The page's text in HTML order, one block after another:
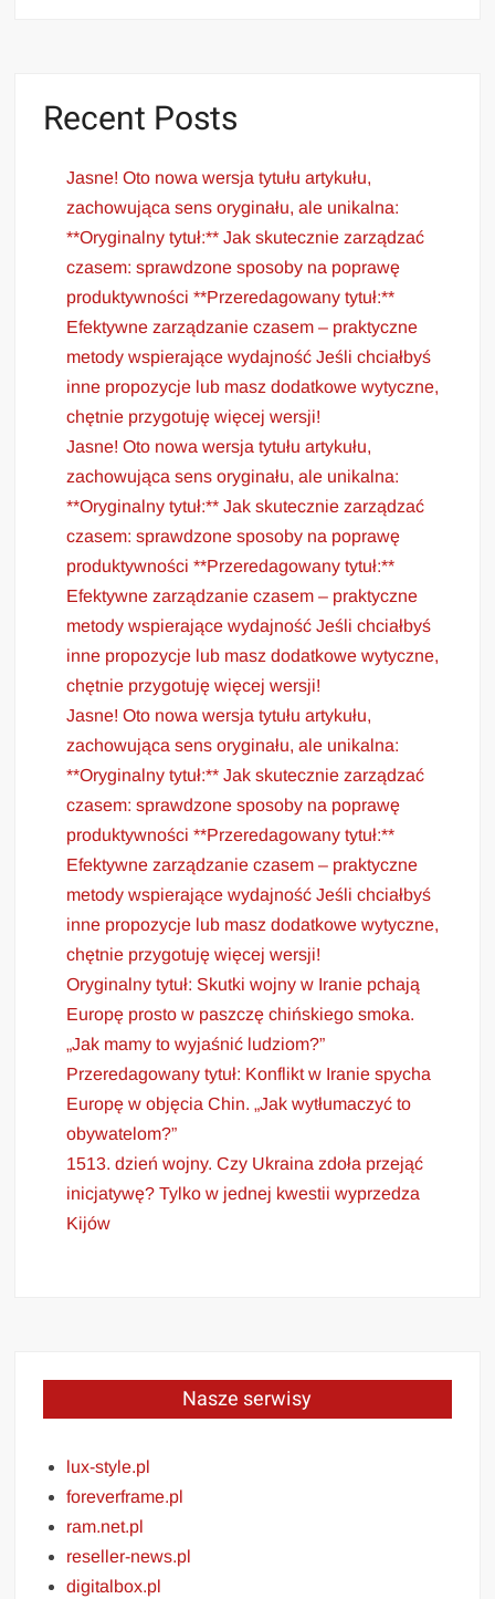
Recent Posts
Jasne! Oto nowa wersja tytułu artykułu,
zachowująca sens oryginału, ale unikalna:
**Oryginalny tytuł:** Jak skutecznie zarządzać
czasem: sprawdzone sposoby na poprawę
produktywności **Przeredagowany tytuł:**
Efektywne zarządzanie czasem – praktyczne
metody wspierające wydajność Jeśli chciałbyś
inne propozycje lub masz dodatkowe wytyczne,
chętnie przygotuję więcej wersji!
Jasne! Oto nowa wersja tytułu artykułu,
zachowująca sens oryginału, ale unikalna:
**Oryginalny tytuł:** Jak skutecznie zarządzać
czasem: sprawdzone sposoby na poprawę
produktywności **Przeredagowany tytuł:**
Efektywne zarządzanie czasem – praktyczne
metody wspierające wydajność Jeśli chciałbyś
inne propozycje lub masz dodatkowe wytyczne,
chętnie przygotuję więcej wersji!
Jasne! Oto nowa wersja tytułu artykułu,
zachowująca sens oryginału, ale unikalna:
**Oryginalny tytuł:** Jak skutecznie zarządzać
czasem: sprawdzone sposoby na poprawę
produktywności **Przeredagowany tytuł:**
Efektywne zarządzanie czasem – praktyczne
metody wspierające wydajność Jeśli chciałbyś
inne propozycje lub masz dodatkowe wytyczne,
chętnie przygotuję więcej wersji!
Oryginalny tytuł: Skutki wojny w Iranie pchają
Europę prosto w paszczę chińskiego smoka.
„Jak mamy to wyjaśnić ludziom?”
Przeredagowany tytuł: Konflikt w Iranie spycha
Europę w objęcia Chin. „Jak wytłumaczyć to
obywatelom?”
1513. dzień wojny. Czy Ukraina zdoła przejąć
inicjatywę? Tylko w jednej kwestii wyprzedza
Kijów
Nasze serwisy
lux-style.pl
foreverframe.pl
ram.net.pl
reseller-news.pl
digitalbox.pl